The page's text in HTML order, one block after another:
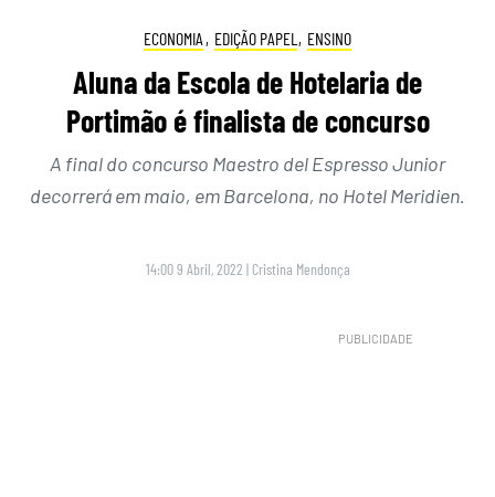
ECONOMIA , EDIÇÃO PAPEL , ENSINO
Aluna da Escola de Hotelaria de
Portimão é finalista de concurso
A final do concurso Maestro del Espresso Junior
decorrerá em maio, em Barcelona, no Hotel Meridien.
14:00 9 Abril, 2022 | Cristina Mendonça